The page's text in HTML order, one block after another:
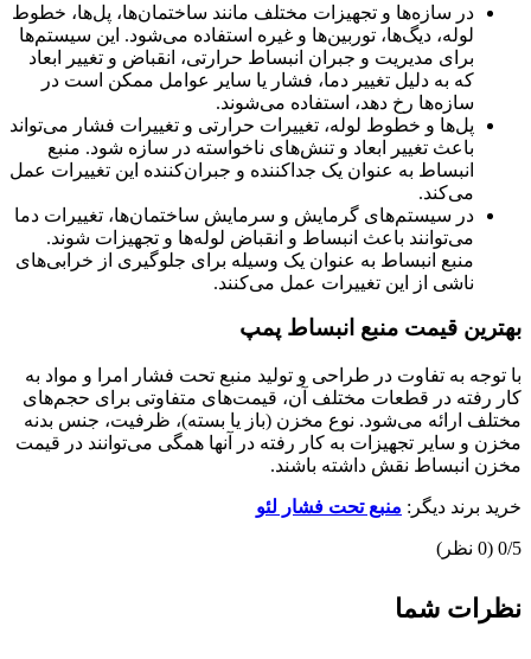
در سازه‌ها و تجهیزات مختلف مانند ساختمان‌ها، پل‌ها، خطوط
لوله، دیگ‌ها، توربین‌ها و غیره استفاده می‌شود. این سیستم‌ها
برای مدیریت و جبران انبساط حرارتی، انقباض و تغییر ابعاد
که به دلیل تغییر دما، فشار یا سایر عوامل ممکن است در
سازه‌ها رخ دهد، استفاده می‌شوند.
پل‌ها و خطوط لوله، تغییرات حرارتی و تغییرات فشار می‌تواند
باعث تغییر ابعاد و تنش‌های ناخواسته در سازه شود. منبع
انبساط به عنوان یک جداکننده و جبران‌کننده این تغییرات عمل
می‌کند.
در سیستم‌های گرمایش و سرمایش ساختمان‌ها، تغییرات دما
می‌توانند باعث انبساط و انقباض لوله‌ها و تجهیزات شوند.
منبع انبساط به عنوان یک وسیله برای جلوگیری از خرابی‌های
ناشی از این تغییرات عمل می‌کنند.
بهترین قیمت منبع انبساط پمپ
با توجه به تفاوت در طراحی و تولید منبع تحت فشار امرا و مواد به
کار رفته در قطعات مختلف آن، قیمت‌های متفاوتی برای حجم‌های
مختلف ارائه می‌شود. نوع مخزن (باز یا بسته)، ظرفیت، جنس بدنه
مخزن و سایر تجهیزات به کار رفته در آنها همگی می‌توانند در قیمت
مخزن انبساط نقش داشته باشند.
خرید برند دیگر: منبع تحت فشار لئو
‫0/5 ‫(0 نظر)
نظرات شما